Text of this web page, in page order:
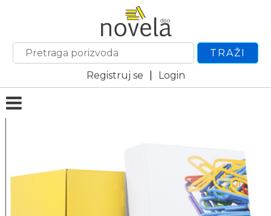
TRAŽI
Registruj se
Login